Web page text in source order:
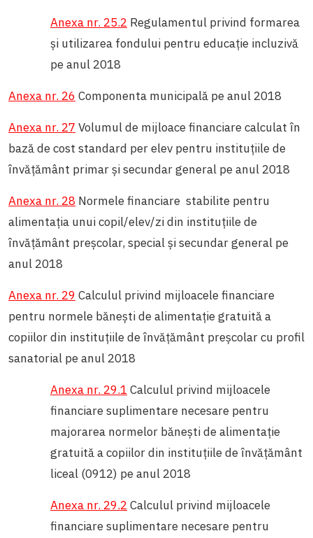
Anexa nr. 25.2 Regulamentul privind formarea
şi utilizarea fondului pentru educaţie incluzivă
pe anul 2018
Anexa nr. 26 Componenta municipală pe anul 2018
Anexa nr. 27 Volumul de mijloace financiare calculat în
bază de cost standard per elev pentru instituţiile de
învăţământ primar şi secundar general pe anul 2018
Anexa nr. 28 Normele financiare stabilite pentru
alimentaţia unui copil/elev/zi din instituţiile de
învăţământ preşcolar, special și secundar general pe
anul 2018
Anexa nr. 29 Calculul privind mijloacele financiare
pentru normele bănești de alimentație gratuită a
copiilor din instituțiile de învățământ preșcolar cu profil
sanatorial pe anul 2018
Anexa nr. 29.1 Calculul privind mijloacele
financiare suplimentare necesare pentru
majorarea normelor bănești de alimentație
gratuită a copiilor din instituțiile de învățământ
liceal (0912) pe anul 2018
Anexa nr. 29.2 Calculul privind mijloacele
financiare suplimentare necesare pentru